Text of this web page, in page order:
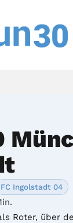
FC Ingolstadt 04
Roter, über